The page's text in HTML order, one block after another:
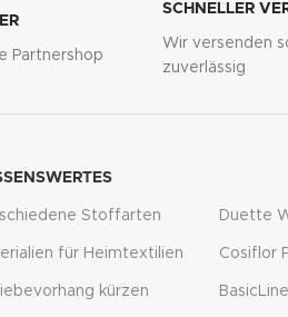
Partnershop
SCHNELLER
Wir versenden
zuverlässig
Stoffarten
für Heimtextilien
kürzen
Duette
Cosiflor